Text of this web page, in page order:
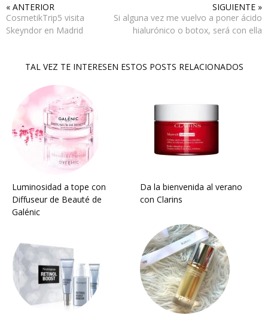
« ANTERIOR
CosmetikTrip5 visita
Skeyndor en Madrid
SIGUIENTE »
Si alguna vez me vuelvo a poner ácido
hialurónico o botox, será con ella
TAL VEZ TE INTERESEN ESTOS POSTS RELACIONADOS
Luminosidad a tope con
Diffuseur de Beauté de
Galénic
Da la bienvenida al verano
con Clarins